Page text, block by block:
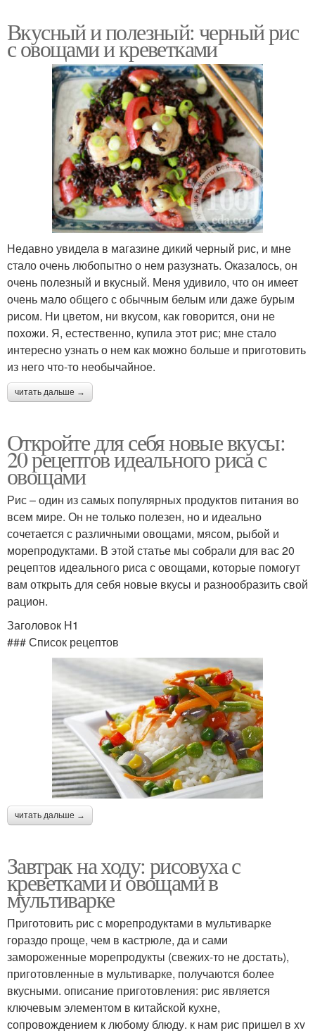
Вкусный и полезный: черный рис
с овощами и креветками
Недавно увидела в магазине дикий черный рис, и мне
стало очень любопытно о нем разузнать. Оказалось, он
очень полезный и вкусный. Меня удивило, что он имеет
очень мало общего с обычным белым или даже бурым
рисом. Ни цветом, ни вкусом, как говорится, они не
похожи. Я, естественно, купила этот рис; мне стало
интересно узнать о нем как можно больше и приготовить
из него что-то необычайное.
читать дальше →
Откройте для себя новые вкусы:
20 рецептов идеального риса с
овощами
Рис – один из самых популярных продуктов питания во
всем мире. Он не только полезен, но и идеально
сочетается с различными овощами, мясом, рыбой и
морепродуктами. В этой статье мы собрали для вас 20
рецептов идеального риса с овощами, которые помогут
вам открыть для себя новые вкусы и разнообразить свой
рацион.
Заголовок H1
### Список рецептов
читать дальше →
Завтрак на ходу: рисовуха с
креветками и овощами в
мультиварке
Приготовить рис с морепродуктами в мультиварке
гораздо проще, чем в кастрюле, да и сами
замороженные морепродукты (свежих-то не достать),
приготовленные в мультиварке, получаются более
вкусными. описание приготовления: рис является
ключевым элементом в китайской кухне,
сопровождением к любому блюду. к нам рис пришел в xv